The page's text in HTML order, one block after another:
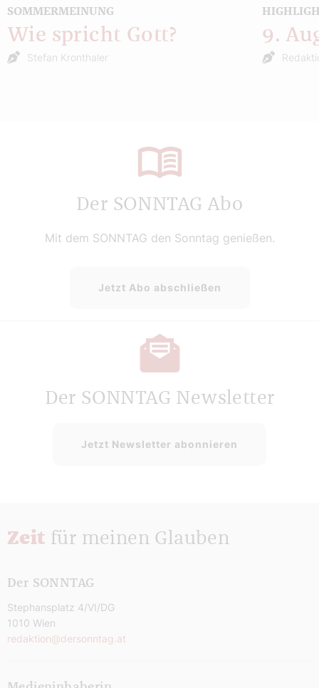
SOMMERMEINUNG
Wie spricht Gott?
Stefan Kronthaler
9.
Der SONNTAG Abo
Mit dem SONNTAG den Sonntag genießen.
Jetzt Abo abschließen
Der SONNTAG Newsletter
Jetzt Newsletter abonnieren
Zeit für meinen Glauben
Der SONNTAG
Stephansplatz 4/VI/DG
1010 Wien
redaktion@dersonntag.at